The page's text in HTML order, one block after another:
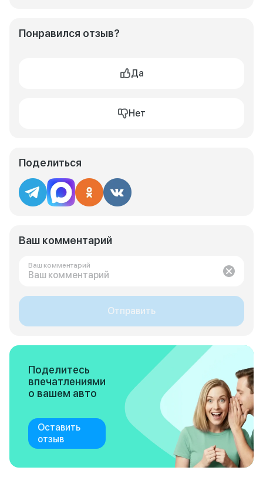
Понравился отзыв?
Да
Нет
Поделиться
Ваш комментарий
Ваш комментарий
Отправить
Поделитесь
впечатлениями
о вашем авто
Оставить
отзыв